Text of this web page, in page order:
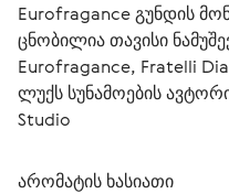
Eurofragance გუნდის
ცნობილია თავისი
Eurofragance, Fratelli
ლუქს სუნამოების
Studio
არომატის ხასიათი